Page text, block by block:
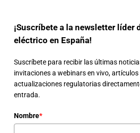
¡Suscríbete a la newsletter líder
eléctrico en España!
Suscríbete para recibir las últimas
invitaciones a webinars en vivo, artículos
actualizaciones regulatorias
entrada.
Nombre*